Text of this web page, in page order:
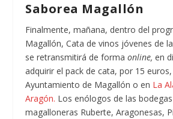
Saborea Magallón
Finalmente, mañana, dentro del
Magallón, Cata de vinos jóvenes de
se retransmitirá de formaonline, en
adquirir el pack de cata, por 15
Ayuntamiento de Magallón o en La
Aragón. Los enólogos de las bodegas
magalloneras Ruberte, Aragonesas,